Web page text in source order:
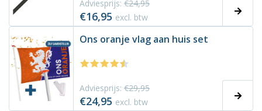
Adviesprijs: €24,95
€16,95 excl. btw
Ons oranje vlag aan huis set
Adviesprijs: €29,95
€24,95 excl. btw